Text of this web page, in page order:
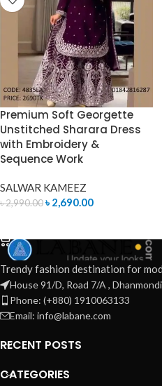
Premium Soft Georgette
Unstitched Sharara Dress
with Embroidery &
Sequence Work
SALWAR KAMEEZ
৳2,990.00৳ 2,690.00
Trendy fashion destination for
House 91/D, Road 7/A , Dhanmondi
Phone: (+880) 1910063133
Email: info@labane.com
RECENT POSTS
CATEGORIES